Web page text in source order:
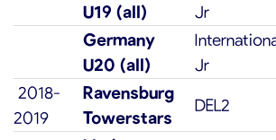
U19 (all)
Jr
Germany
U20 (all)
Jr
2018-
2019
Ravensburg
Towerstars
DEL2